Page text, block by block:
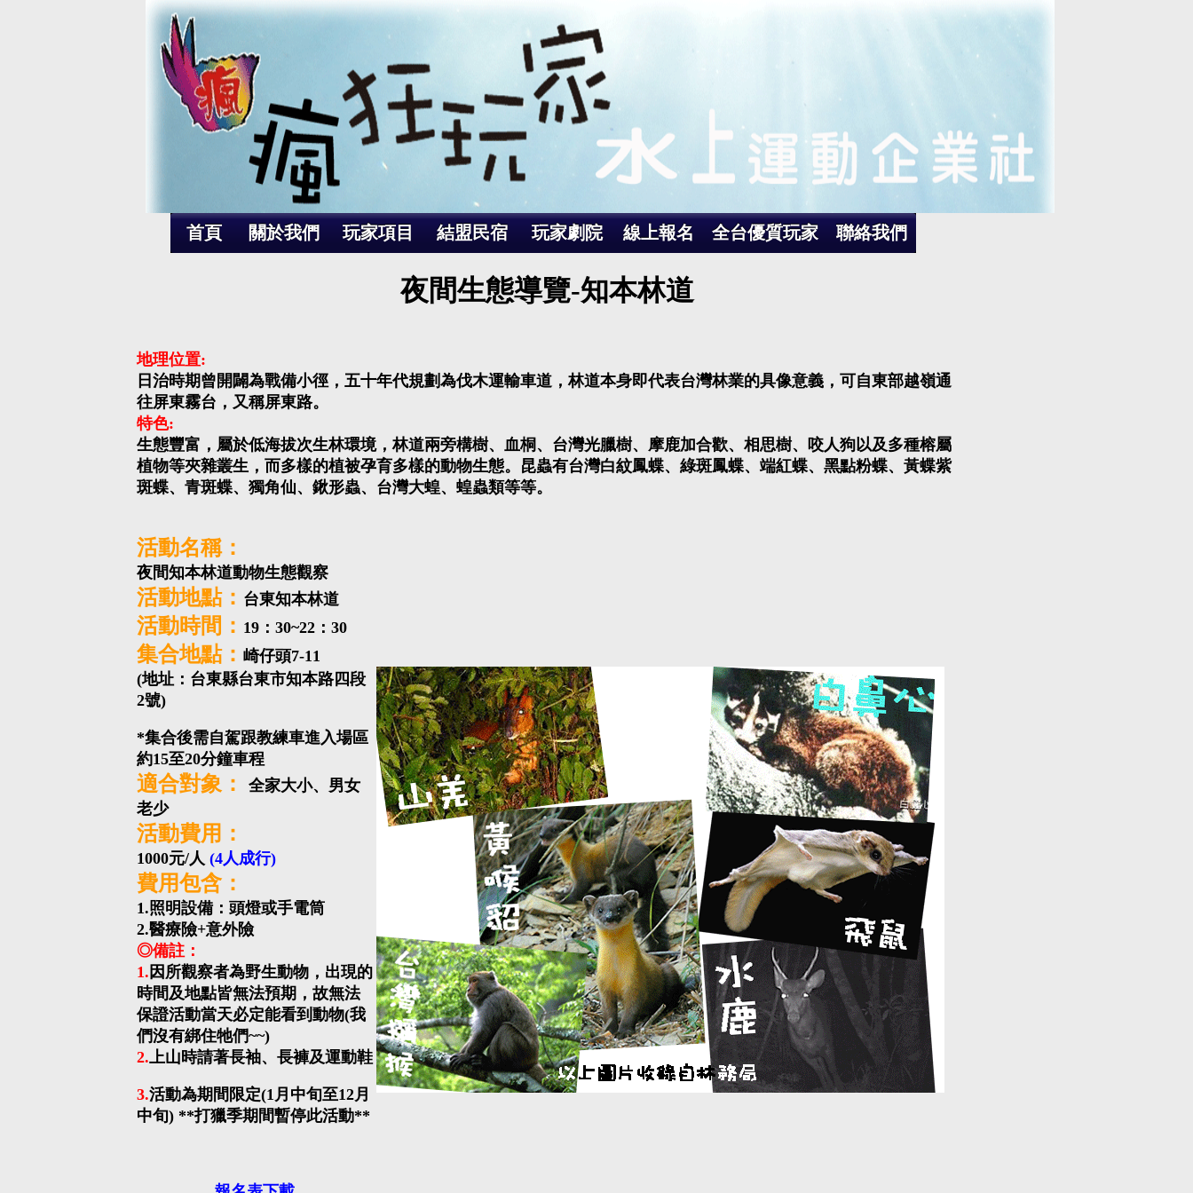
首頁 關於我們 玩家項目 結盟民宿 玩家劇院 線上報名 全台優質玩家 聯絡我們
夜間生態導覽-知本林道
地理位置:
日治時期曾開闢為戰備小徑，五十年代規劃為伐木運輸車道，林道本身即代表台灣林業的具像意義，可自東部越嶺通
往屏東霧台，又稱屏東路。
特色:
生態豐富，屬於低海拔次生林環境，林道兩旁構樹、血桐、台灣光臘樹、摩鹿加合歡、相思樹、咬人狗以及多種榕屬
植物等夾雜叢生，而多樣的植被孕育多樣的動物生態。昆蟲有台灣白紋鳳蝶、綠斑鳳蝶、端紅蝶、黑點粉蝶、黃蝶紫
斑蝶、青斑蝶、獨角仙、鍬形蟲、台灣大蝗、蝗蟲類等等。
活動名稱：
夜間知本林道動物生態觀察
活動地點： 台東知本林道
活動時間： 19：30~22：30
集合地點： 崎仔頭7-11
(地址：台東縣台東市知本路四段
2號)
*集合後需自駕跟教練車進入場區
約15至20分鐘車程
適合對象：
全家大小、男女
老少
活動費用：
1000元/人 (4人成行)
費用包含：
1.照明設備：頭燈或手電筒
2.醫療險+意外險
◎備註：
1. 因所觀察者為野生動物，出現的
時間及地點皆無法預期，故無法
保證活動當天必定能看到動物(我
們沒有綁住牠們~~)
2.上山時請著長袖、長褲及運動鞋
3.活動為期間限定(1月中旬至12月
中旬) **打獵季期間暫停此活動**